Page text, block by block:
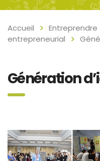
Accueil Entreprendre
entrepreneurial
Génération